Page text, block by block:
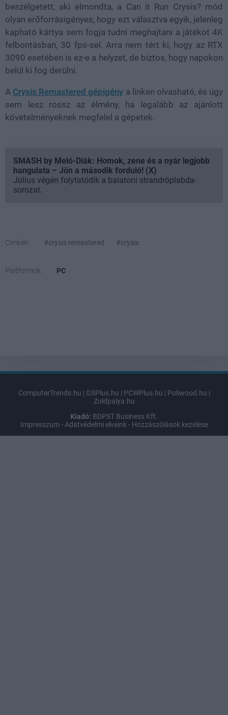
beszélgetett, aki elmondta, a Can it Run Crysis? mód
olyan erőforrásigényes, hogy ezt választva egyik, jelenleg
kapható kártya sem fogja tudni meghajtani a játékot 4K
felbontásban, 30 fps-sel. Arra nem tért ki, hogy az RTX
3090 esetében is ez-e a helyzet, de biztos, hogy napokon
belül ki fog derülni.
A Crysis Remastered gépigény a linken olvasható, és úgy
sem lesz rossz az élmény, ha legalább az ajánlott
követelményeknek megfelel a gépetek.
SMASH by Meló-Diák: Homok, zene és a nyár legjobb
hangulata – Jön a második forduló! (X)
Július végén folytatódik a balatoni strandröplabda-
sorozat.
Címkék: #crysis remastered #crysis
Platformok: PC
ComputerTrends.hu | GSPlus.hu | PCWPlus.hu | Puliwood.hu |
Zoldpalya.hu
Kiadó: BDPST Business Kft.
Impresszum - Adatvédelmi elveink - Hozzászólások kezelése